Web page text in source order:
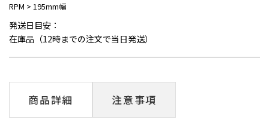
RPM > 195mm幅
発送日目安：
在庫品（12時までの注文で当日発送）
商品詳細 注意事項